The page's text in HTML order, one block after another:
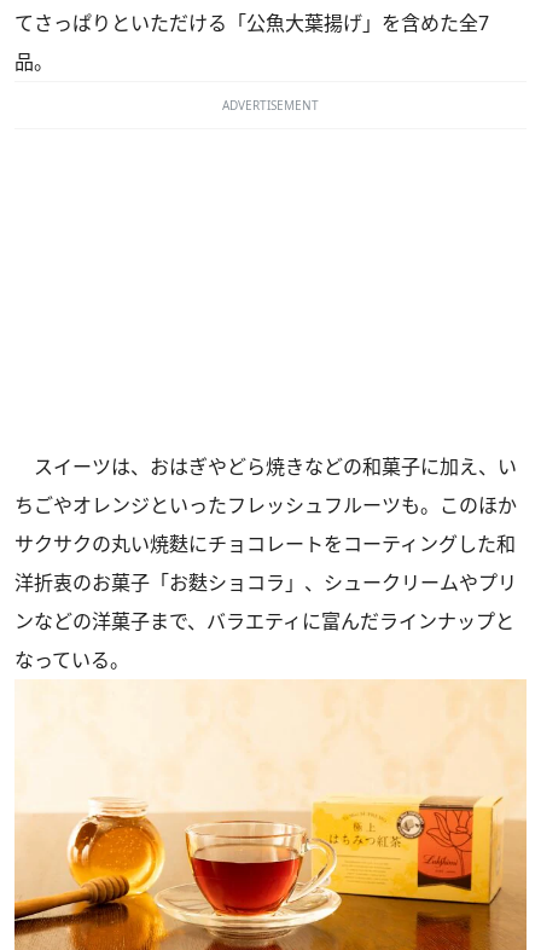
てさっぱりといただける「公魚大葉揚げ」を含めた全7
品。
ADVERTISEMENT
スイーツは、おはぎやどら焼きなどの和菓子に加え、い
ちごやオレンジといったフレッシュフルーツも。このほか
サクサクの丸い焼麩にチョコレートをコーティングした和
洋折衷のお菓子「お麩ショコラ」、シュークリームやプリ
ンなどの洋菓子まで、バラエティに富んだラインナップと
なっている。